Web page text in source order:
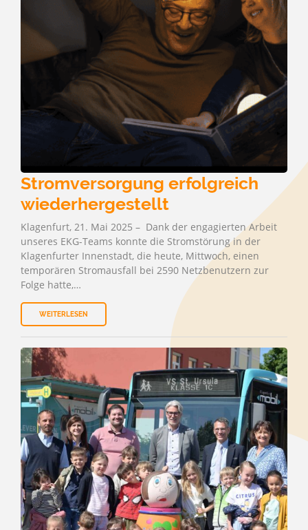
Stromversorgung erfolgreich
wiederhergestellt
Klagenfurt, 21. Mai 2025 – Dank der engagierten Arbeit
unseres EKG-Teams konnte die Stromstörung in der
Klagenfurter Innenstadt, die heute, Mittwoch, einen
temporären Stromausfall bei 2590 Netzbenutzern zur
Folge hatte,…
WEITERLESEN